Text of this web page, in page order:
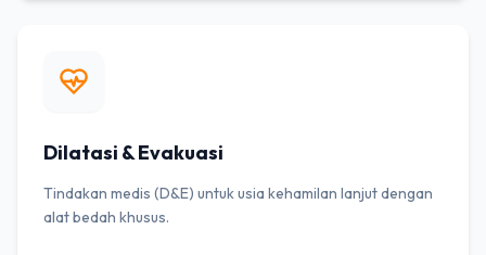
Dilatasi & Evakuasi
Tindakan medis (D&E) untuk usia kehamilan lanjut dengan
alat bedah khusus.